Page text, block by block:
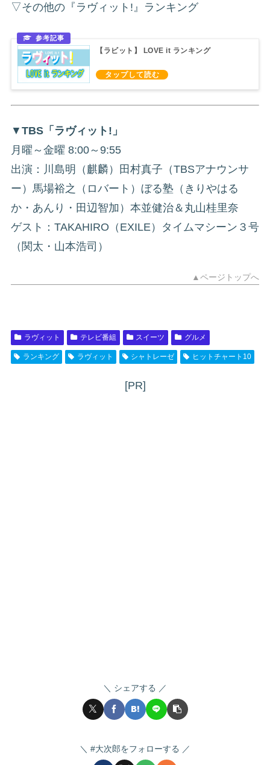
▽その他の『ラヴィット!』ランキング
【ラビット】 LOVE it ランキング
▼ TBS「ラヴィット!」
月曜～金曜 8:00～9:55
出演：川島明（麒麟）田村真子（TBSアナウンサ
ー）馬場裕之（ロバート）ぼる塾（きりやはる
か・あんり・田辺智加）本並健治＆丸山桂里奈
ゲスト：TAKAHIRO（EXILE）タイムマシーン３号
（関太・山本浩司）
▲ページトップへ
ラヴィット テレビ番組 スイーツ グルメ
ランキング ラヴィット シャトレーゼ ヒットチャート10
[PR]
シェアする
#大次郎をフォローする